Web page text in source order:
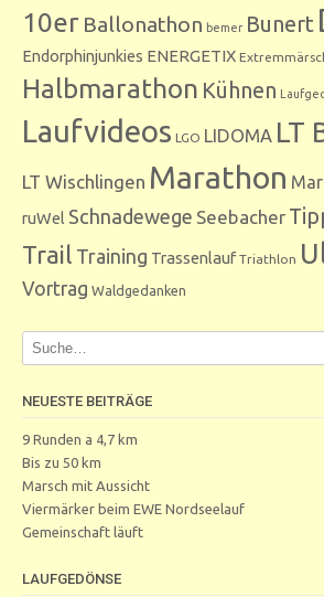
10er Ballonathon bemer Bunert
Endorphinjunkies ENERGETIX
Halbmarathon Kühnen
Laufvideos LGO LIDOMA LT
LT Wischlingen Marathon
ruWel Schnadewege Seebacher
Trail Training Trassenlauf Triathlon
Vortrag Waldgedanken
NEUESTE BEITRÄGE
9 Runden a 4,7 km
Bis zu 50 km
Marsch mit Aussicht
Viermärker beim EWE Nordseelauf
Gemeinschaft läuft
LAUFGEDÖNSE